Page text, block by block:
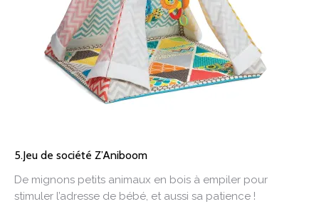
5.Jeu de société Z’Aniboom
De mignons petits animaux en bois à empiler pour
stimuler l’adresse de bébé, et aussi sa patience !